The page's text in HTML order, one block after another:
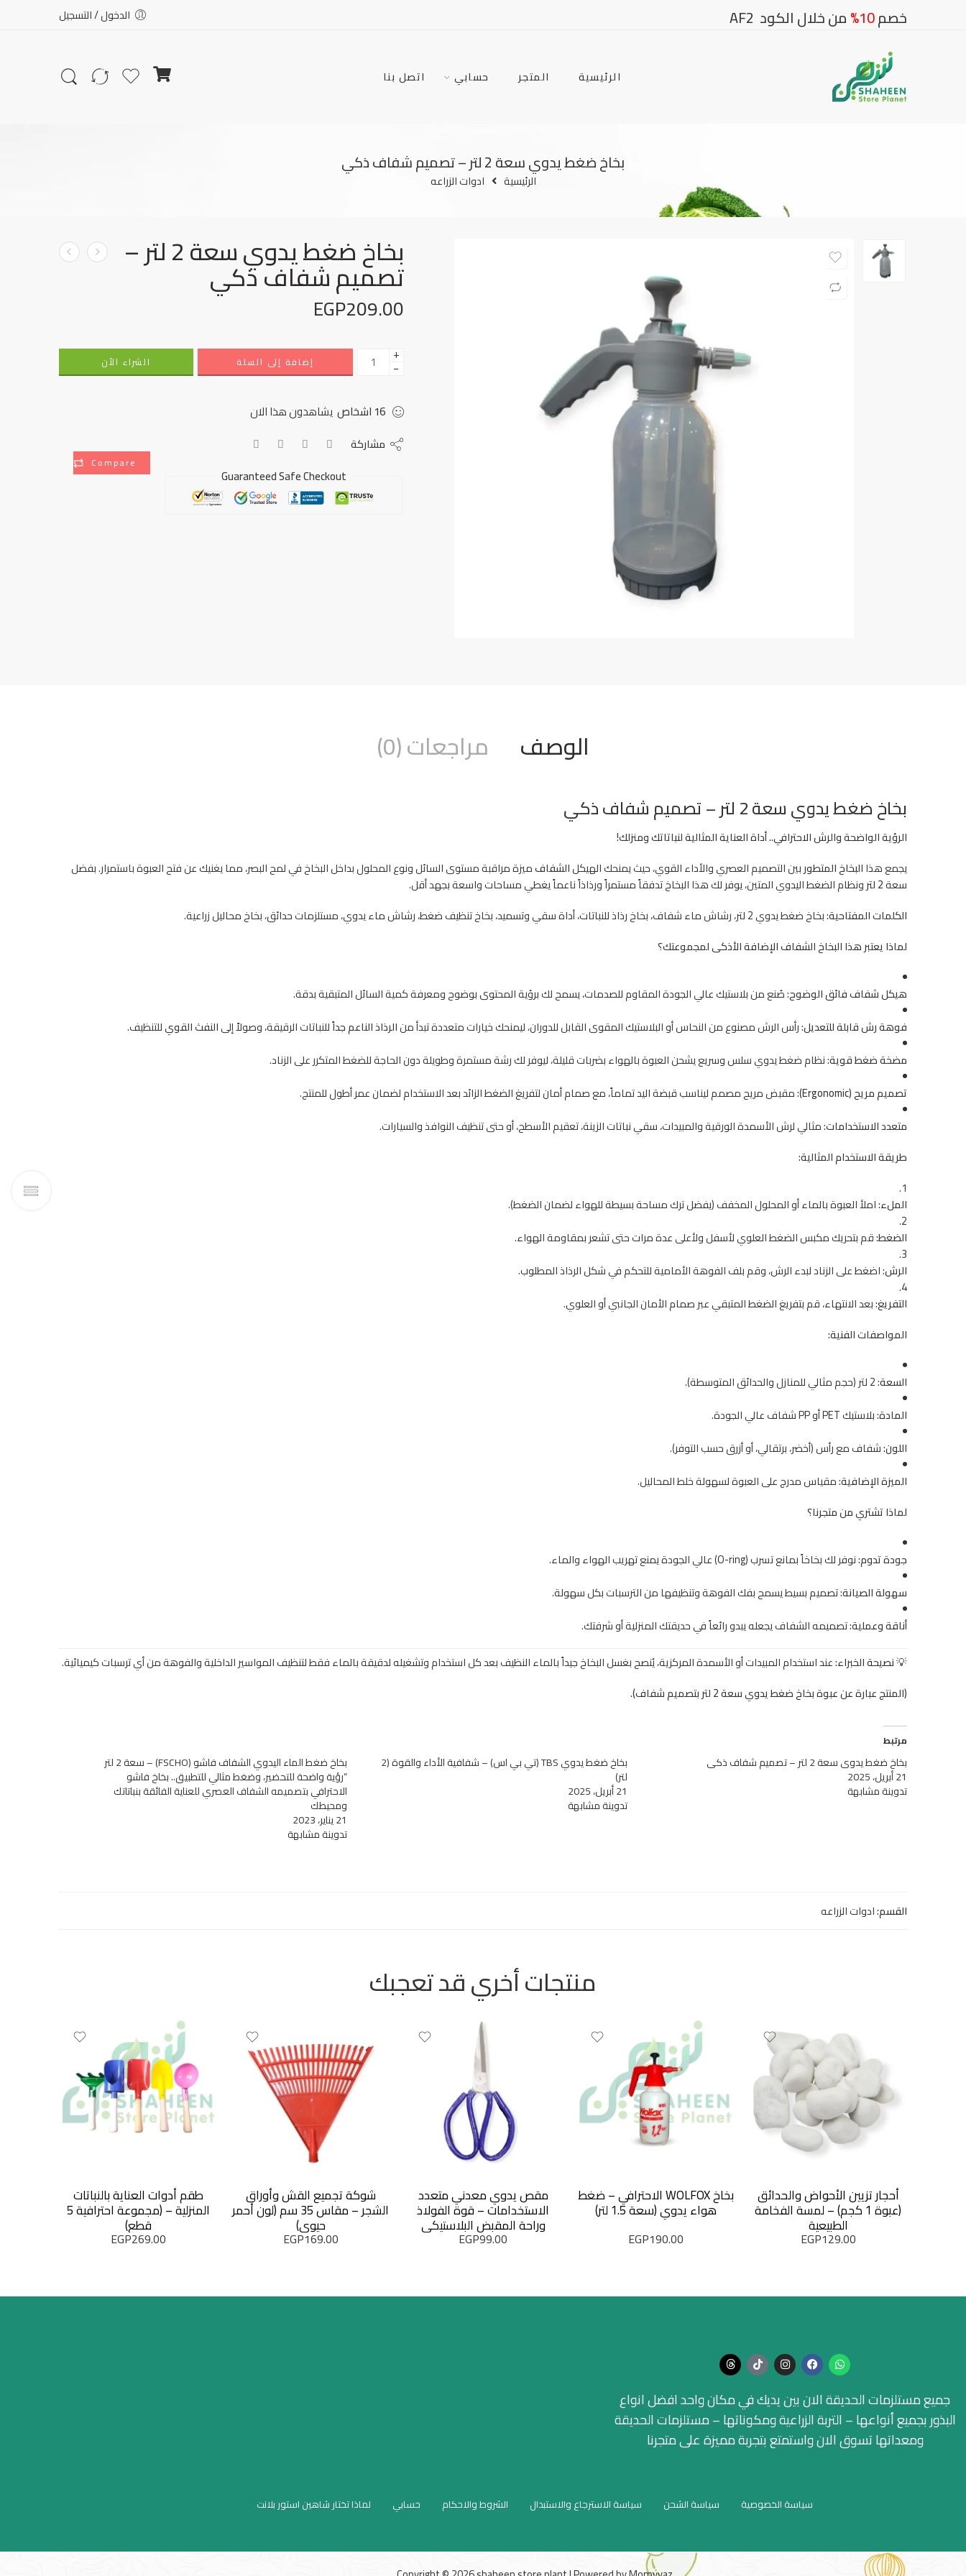
خصم10% من خلال الكود AF2 الدخول / التسجيل
الرئيسية المتجر حسابي اتصل بنا
بخاخ ضغط يدوي سعة 2 لتر – تصميم شفاف ذكي
الرئيسية ادوات الزراعه
بخاخ ضغط يدوي سعة 2 لتر –
تصميم شفاف ذكي
EGP209.00
+
− إضافة إلى السلة الشراء الأن
16اشخاص يشاهدون هذا الان
Compare
مشاركة
Guaranteed Safe Checkout
الوصف مراجعات (0)
بخاخ ضغط يدوي سعة 2 لتر – تصميم شفاف ذكي
الرؤية الواضحة والرش الاحترافي.. أداة العناية المثالية لنباتاتك ومنزلك!
يجمع هذاالبخاخ المتطوربين التصميم العصري والأداء القوي، حيث يمنحك الهيكلالشفافميزة مراقبة مستوى السائل ونوع المحلول بداخل البخاخ في لمح البصر، مما يغنيك عن فتح العبوة باستمرار. بفضل
سعة2 لتر
ونظام الضغط اليدوي المتين، يوفر لك هذا البخاخ تدفقاً مستمراً ورذاذاً ناعماً يغطي مساحات واسعة بجهد أقل.
الكلمات المفتاحية:بخاخ ضغط يدوي 2 لتر، رشاش ماء شفاف، بخاخ رذاذ للنباتات، أداة سقي وتسميد، بخاخ تنظيف ضغط، رشاش ماء يدوي، مستلزمات حدائق، بخاخ محاليل زراعية.
لماذا يعتبر هذا البخاخ الشفاف الإضافة الأذكى لمجموعتك؟
هيكل شفاف فائق الوضوح:صُنع من بلاستيك عالي الجودة المقاوم للصدمات، يسمح لك برؤية المحتوى بوضوح ومعرفة كمية السائل المتبقية بدقة.
فوهة رش قابلة للتعديل:رأس الرش مصنوع من النحاس أو البلاستيك المقوى القابل للدوران، ليمنحك خيارات متعددة تبدأ منالرذاذ الناعم جداًللنباتات الرقيقة، وصولاً إلىالنفث القويللتنظيف.
مضخة ضغط قوية:نظام ضغط يدوي سلس وسريع يشحن العبوة بالهواء بضربات قليلة، ليوفر لك رشة مستمرة وطويلة دون الحاجة للضغط المتكرر على الزناد.
تصميم مريح (Ergonomic):
مقبض مريح مصمم ليناسب قبضة اليد تماماً، مع صمام أمان لتفريغ الضغط الزائد بعد الاستخدام لضمان عمر أطول للمنتج.
متعدد الاستخدامات:مثالي لرش الأسمدة الورقية والمبيدات، سقي نباتات الزينة، تعقيم الأسطح، أو حتى تنظيف النوافذ والسيارات.
طريقة الاستخدام المثالية:
الملء:املأ العبوة بالماء أو المحلول المخفف (يفضل ترك مساحة بسيطة للهواء لضمان الضغط).
الضغط:قم بتحريك مكبس الضغط العلوي لأسفل ولأعلى عدة مرات حتى تشعر بمقاومة الهواء.
الرش:اضغط على الزناد لبدء الرش، وقم بلف الفوهة الأمامية للتحكم في شكل الرذاذ المطلوب.
التفريغ:بعد الانتهاء، قم بتفريغ الضغط المتبقي عبر صمام الأمان الجانبي أو العلوي.
المواصفات الفنية:
السعة:
المادة:بلاستيك PET أو PP شفاف عالي الجودة.
اللون:شفاف مع رأس (أخضر، برتقالي، أو أزرق حسب التوفر).
الميزة الإضافية:مقياس مدرج على العبوة لسهولة خلط المحاليل.
لماذا تشتري من متجرنا؟
جودة تدوم:نوفر لك بخاخاً بمانع تسرب (O-ring) عالي الجودة يمنع تهريب الهواء والماء.
سهولة الصيانة:تصميم بسيط يسمح بفك الفوهة وتنظيفها من الترسبات بكل سهولة.
أناقة وعملية:تصميمه الشفاف يجعله يبدو رائعاً في حديقتك المنزلية أو شرفتك.
💡 نصيحة الخبراء:عند استخدام المبيدات أو الأسمدة المركزية، يُنصح بغسل البخاخ جيداً بالماء النظيف بعد كل استخدام وتشغيله لدقيقة بالماء فقط لتنظيف المواسير الداخلية والفوهة من أي ترسبات كيميائية.
(المنتج عبارة عن عبوة بخاخ ضغط يدوي سعة 2 لتر بتصميم شفاف).
مرتبط
بخاخ ضغط يدوي سعة 2 لتر – تصميم شفاف ذكي
21 أبريل، 2025
تدوينة مشابهة
بخاخ ضغط يدوي TBS (تي بي اس) – شفافية الأداء والقوة (2
لتر)
21 أبريل، 2025
تدوينة مشابهة
بخاخ ضغط الماء اليدوي الشفاف فاشو (FSCHO) – سعة 2 لتر
“رؤية واضحة للتحضير، وضغط مثالي للتطبيق.. بخاخ فاشو
الاحترافي بتصميمه الشفاف العصري للعناية الفائقة بنباتاتك
ومحيطك
21 يناير، 2023
تدوينة مشابهة
القسم:ادوات الزراعه
منتجات أخري قد تعجبك
أحجار تزيين الأحواض والحدائق
(عبوة 1 كجم) – لمسة الفخامة
الطبيعية
EGP129.00
بخاخ WOLFOX الاحترافي – ضغط
هواء يدوي (سعة 1.5 لتر)
EGP190.00
مقص يدوي معدني متعدد
الاستخدامات – قوة الفولاذ
وراحة المقبض البلاستيكي
EGP99.00
شوكة تجميع القش وأوراق
الشجر – مقاس 35 سم (لون أحمر
حيوي)
EGP169.00
طقم أدوات العناية بالنباتات
المنزلية – (مجموعة احترافية 5
قطع)
EGP269.00
جميع مستلزمات الحديقة الان بين يديك في مكان واحد افضل انواع
البذور بجميع أنواعها – التربة الزراعية ومكوناتها – مستلزمات الحديقة
ومعداتها تسوق الان واستمتع بتجربة مميزة على متجرنا
سياسة الخصوصية سياسة الشحن سياسة الاسترجاع والاستبدال الشروط والاحكام حسابي لماذا تختار شاهين استور بلانت